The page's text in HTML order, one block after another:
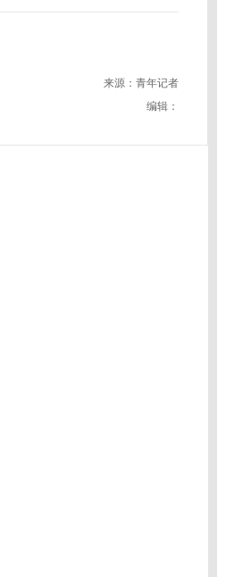
来源：青年记者
编辑：